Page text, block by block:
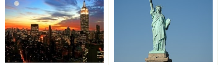
ザガット・ニューヨーク・ガイドの2006年のトップレス
トランの一つ、そしてニューヨーク・タイムズの4つ星
レストランにも選ばれている『ル・ベルナルディン』が
見事三ツ星に輝きました。『ル・ベルナルディン』は20
年間に渡って、フレンチ・シーフードレストランの最高